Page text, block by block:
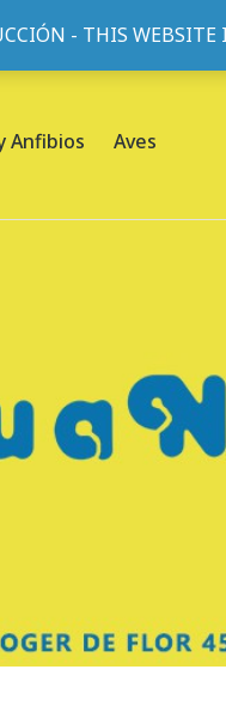
- THIS Mi
Anfibios Aves